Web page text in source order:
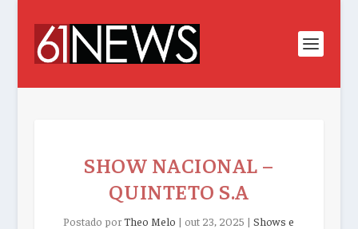
SHOW NACIONAL –
QUINTETO S.A
Postado porTheo Melo |out 23, 2025 |Shows e